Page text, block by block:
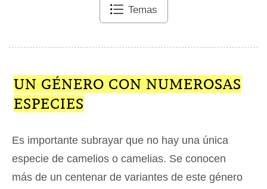
Temas
UN GÉNERO CON NUMEROSAS
ESPECIES
Es importante subrayar que no hay una única
especie de camelios o camelias. Se conocen
más de un centenar de variantes de este género